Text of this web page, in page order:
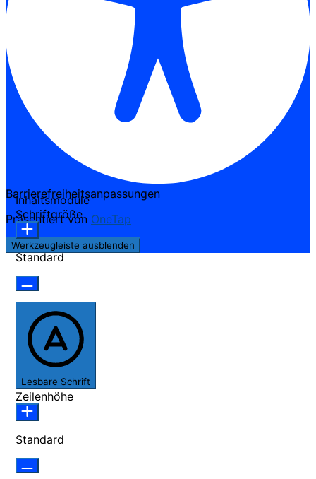
Barrierefreiheitsanpassungen
Präsentiert von OneTap
Werkzeugleiste ausblenden
Inhaltsmodule
Schriftgröße
Standard
Lesbare Schrift
Zeilenhöhe
Standard